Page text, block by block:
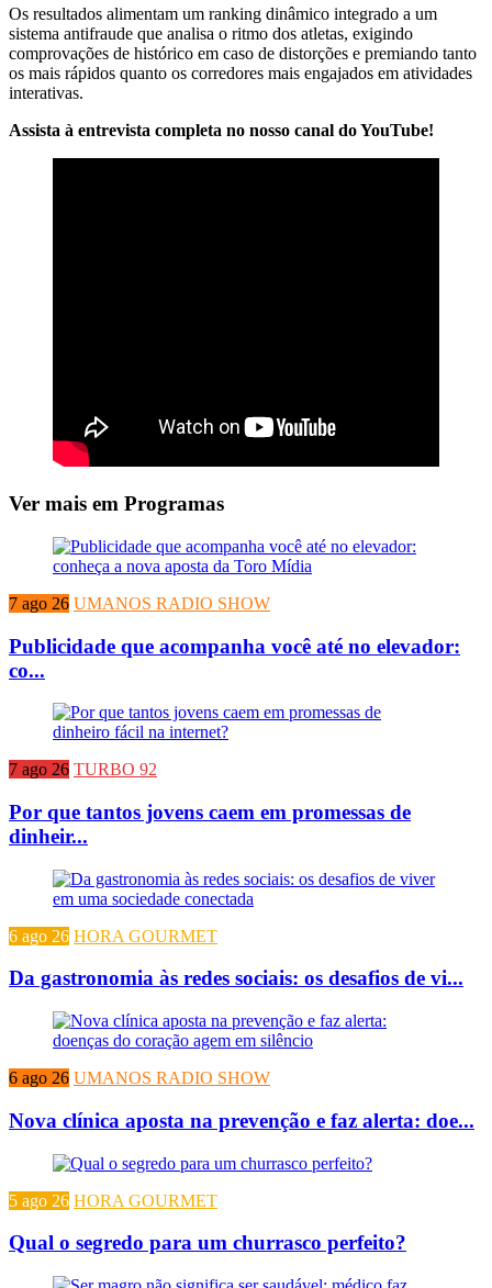
Os resultados alimentam um ranking dinâmico integrado a um
sistema antifraude que analisa o ritmo dos atletas, exigindo
comprovações de histórico em caso de distorções e premiando tanto
os mais rápidos quanto os corredores mais engajados em atividades
interativas.
Assista à entrevista completa no nosso canal do YouTube!
Ver mais em Programas
7 ago 26 UMANOS RADIO SHOW
Publicidade que acompanha você até no elevador:
co...
7 ago 26 TURBO 92
Por que tantos jovens caem em promessas de
dinheir...
6 ago 26 HORA GOURMET
Da gastronomia às redes sociais: os desafios de vi...
6 ago 26 UMANOS RADIO SHOW
Nova clínica aposta na prevenção e faz alerta: doe...
5 ago 26 HORA GOURMET
Qual o segredo para um churrasco perfeito?